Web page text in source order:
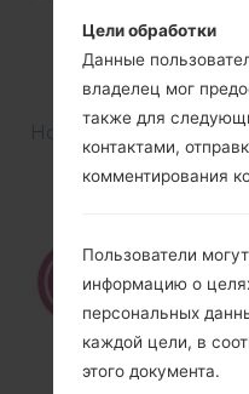
How to Factory
Цели обработки
Данные
владелец мог
также для
контактами,
комментирования
Пользователи
информацию о
персональных
каждой цели, в
этого документа.